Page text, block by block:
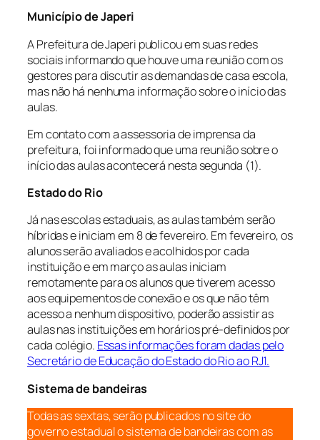
Município de Japeri
A Prefeitura de Japeri publicou em suas redes
sociais informando que houve uma reunião com os
gestores para discutir as demandas de casa escola,
mas não há nenhuma informação sobre o início das
aulas.
Em contato com a assessoria de imprensa da
prefeitura, foi informado que uma reunião sobre o
início das aulas acontecerá nesta segunda (1).
Estado do Rio
Já nas escolas estaduais, as aulas também serão
híbridas e iniciam em 8 de fevereiro. Em fevereiro, os
alunos serão avaliados e acolhidos por cada
instituição e em março as aulas iniciam
remotamente para os alunos que tiverem acesso
aos equipementos de conexão e os que não têm
acesso a nenhum dispositivo, poderão assistir as
aulas nas instituições em horários pré-definidos por
cada colégio. Essas informações foram dadas pelo
Secretário de Educação do Estado do Rio ao RJ1.
Sistema de bandeiras
Todas as sextas, serão publicados no site do
governo estadual o sistema de bandeiras com as